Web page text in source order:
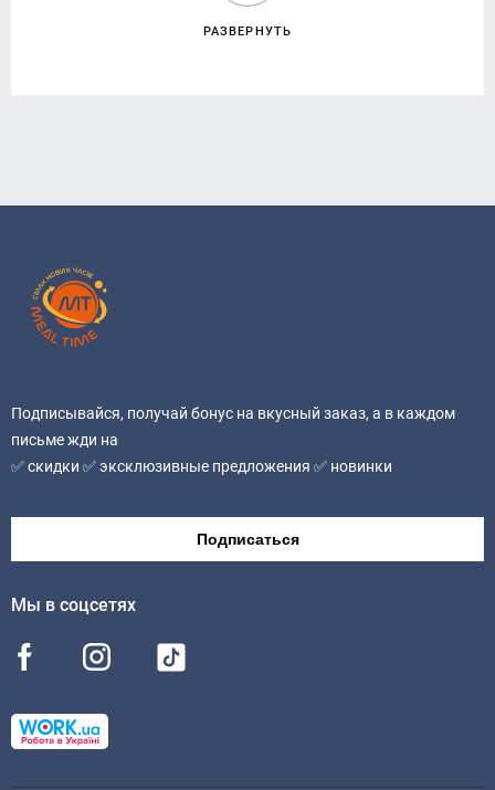
соль), соус (майонезный соус 30% жирности (вода
лаврового листа, крахмал модифицированный
кукурузный, регулятор кислотности: уксусная кислота,
уксус спиртовой, дрожжевой экстракт, усилители
молотый, экстракт красного перца); молочная
сыворотка (молоко), молочный белок (казеин), соль,
регулятор кислотности – лимонная кислота,
экстракт паприки, разрыхлитель – подсолнечный
лецитин), помидоры.
продукта:
Питательная (пищевая) ценность на 100 g(г)
продукта:
РАЗВЕРНУТЬ
Подписывайся, получай бонус на вкусный заказ, а в каждом
письме жди на
✅ скидки ✅ эксклюзивные предложения ✅ новинки
Подписаться
Мы в соцсетях